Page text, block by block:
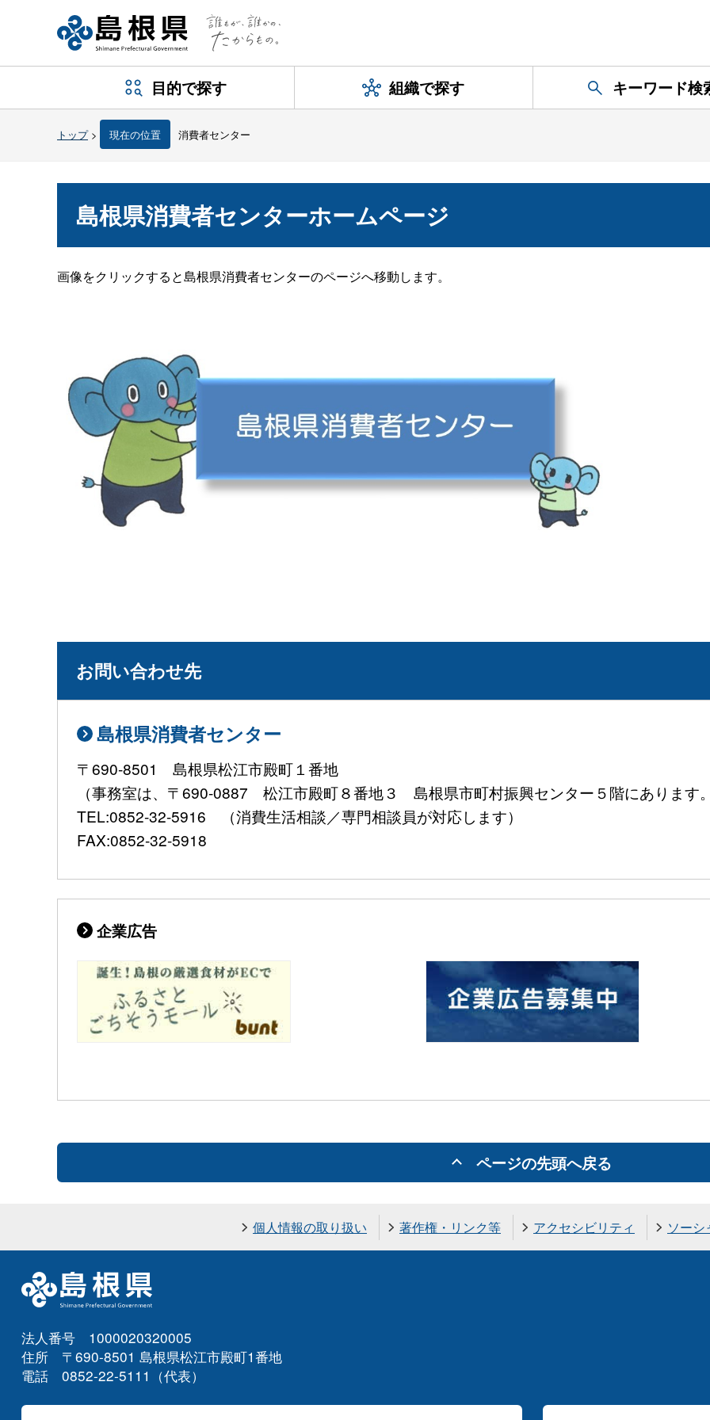
目的で探す 組織で探す キーワード検
トップ> 現在の位置 消費者センター
島根県消費者センターホームページ
画像をクリックすると島根県消費者センターのページへ移動します。
お問い合わせ先
島根県消費者センター
〒690-8501 島根県松江市殿町１番地
（事務室は、〒690-0887 松江市殿町８番地３ 島根県市町村振興センター５階にあります
TEL:0852-32-5916 （消費生活相談／専門相談員が対応します）
FAX:0852-32-5918
企業広告
ページの先頭へ戻る
個人情報の取り扱い 著作権・リンク等 アクセシビリティ ソー
法人番号 1000020320005
住所 〒690-8501 島根県松江市殿町1番地
電話 0852-22-5111（代表）